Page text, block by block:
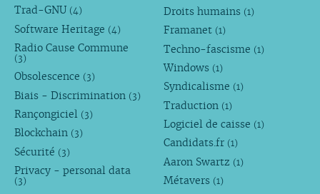
Trad-GNU (4)
Software Heritage (4)
Radio Cause Commune
(3)
Obsolescence (3)
Biais - Discrimination (3)
Rançongiciel (3)
Blockchain (3)
Sécurité (3)
Privacy - personal data
(3)
Droits humains (1)
Framanet (1)
Techno-fascisme (1)
Windows (1)
Syndicalisme (1)
Traduction (1)
Logiciel de caisse (1)
Candidats.fr (1)
Aaron Swartz (1)
Métavers (1)